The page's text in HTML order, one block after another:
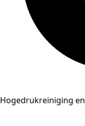
Hogedrukreiniging en